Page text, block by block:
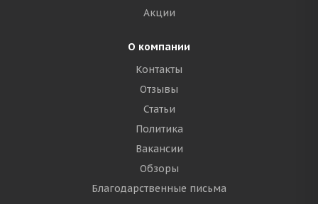
Акции
О компании
Контакты
Отзывы
Статьи
Политика
Вакансии
Обзоры
Благодарственные письма